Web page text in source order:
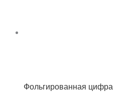
Фольгированная цифра